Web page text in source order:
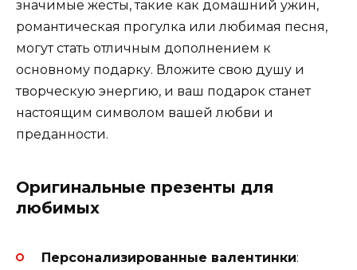
значимые жесты, такие как домашний ужин,
романтическая прогулка или любимая песня,
могут стать отличным дополнением к
основному подарку. Вложите свою душу и
творческую энергию, и ваш подарок станет
настоящим символом вашей любви и
преданности.
Оригинальные презенты для
любимых
Персонализированные валентинки: